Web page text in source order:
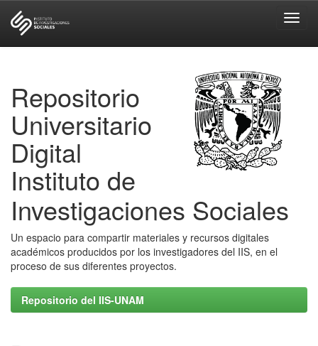
Repositorio
Universitario
Digital
Instituto de
Investigaciones Sociales
Un espacio para compartir materiales y recursos digitales
académicos producidos por los investigadores del IIS, en el
proceso de sus diferentes proyectos.
Repositorio del IIS-UNAM